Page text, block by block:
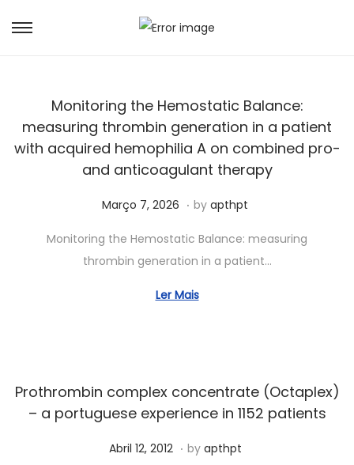
Monitoring the Hemostatic Balance:
measuring thrombin generation in a patient
with acquired hemophilia A on combined pro-
and anticoagulant therapy
Posted on
Março 7, 2026 J
n
h
o
. by apthpt
Monitoring the Hemostatic Balance: measuring
thrombin generation in a patient…
Ler Mais
Prothrombin complex concentrate (Octaplex)
– a portuguese experience in 1152 patients
Posted on
Abril 12, 2012 M. by apthpt